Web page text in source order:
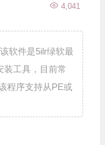
4,041
软件是5ilr绿软最
装工具，目前常
程序支持从PE或